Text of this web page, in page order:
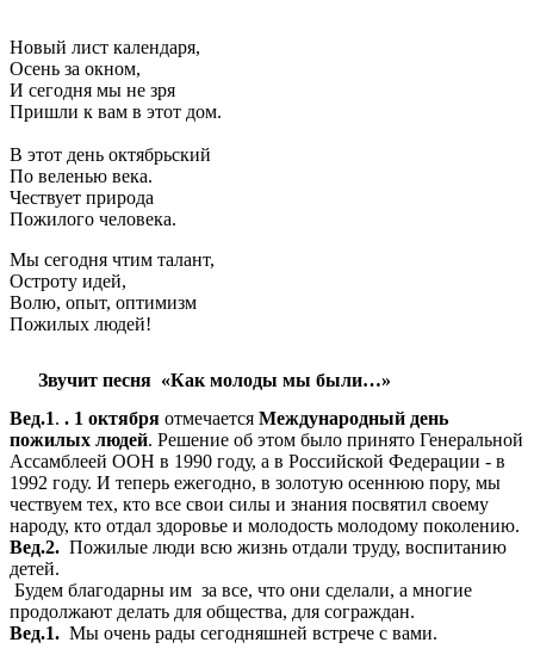
Новый лист календаря,
Осень за окном,
И сегодня мы не зря
Пришли к вам в этот дом.
В этот день октябрьский
По веленью века.
Чествует природа
Пожилого человека.
Мы сегодня чтим талант,
Остроту идей,
Волю, опыт, оптимизм
Пожилых людей!
Звучит песня «Как молоды мы были…»
Вед.1. . 1 октября отмечается Международный день
пожилых людей. Решение об этом было принято Генеральной
Ассамблеей ООН в 1990 году, а в Российской Федерации - в
1992 году. И теперь ежегодно, в золотую осеннюю пору, мы
чествуем тех, кто все свои силы и знания посвятил своему
народу, кто отдал здоровье и молодость молодому поколению.
Вед.2. Пожилые люди всю жизнь отдали труду, воспитанию
детей.
Будем благодарны им за все, что они сделали, а многие
продолжают делать для общества, для сограждан.
Вед.1. Мы очень рады сегодняшней встрече с вами.